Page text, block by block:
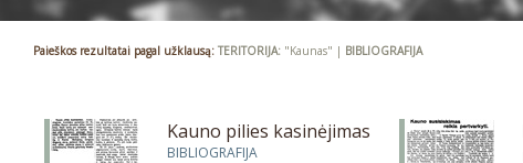
Paieškos rezultatai pagal užklausą: TERITORIJA: "Kaunas" | BIBLIOGRAFIJA
Kauno pilies kasinėjimas
BIBLIOGRAFIJA